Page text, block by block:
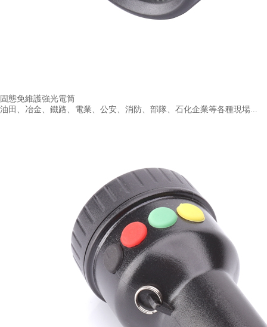
固態免維護強光電筒
油田、冶金、鐵路、電業、公安、消防、部隊、石化企業等各種現場...